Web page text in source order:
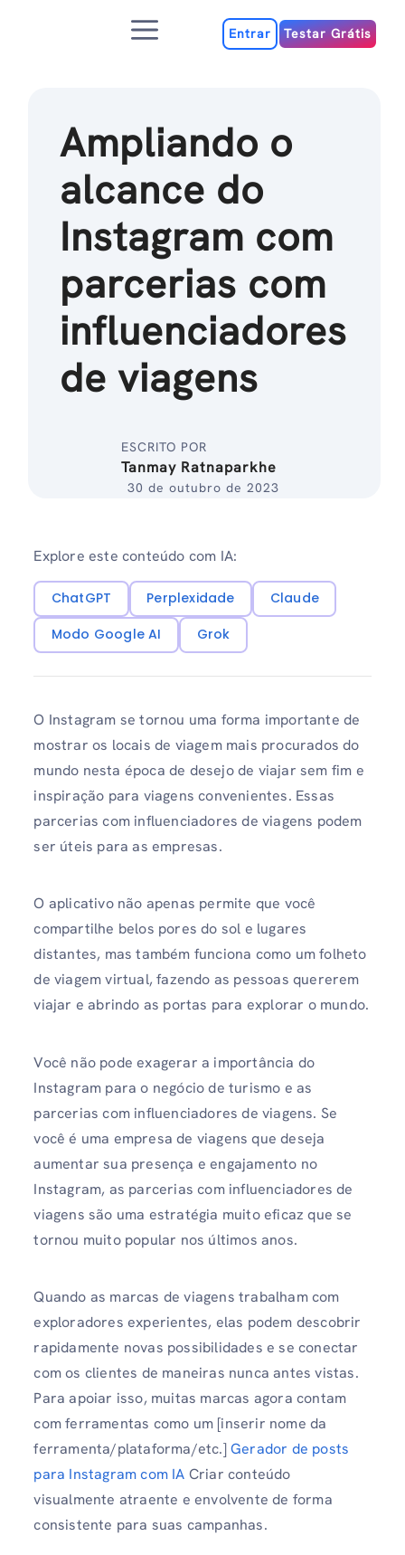
MenuEntrar Testar Grátis
Ampliando o
alcance do
Instagram com
parcerias com
influenciadores
de viagens
ESCRITO POR
Tanmay Ratnaparkhe
30 de outubro de 2023
Explore este conteúdo com IA:
ChatGPT Perplexidade
Claude
Modo Google AI
Grok
O Instagram se tornou uma forma importante de
mostrar os locais de viagem mais procurados do
mundo nesta época de desejo de viajar sem fim e
inspiração para viagens convenientes. Essas
parcerias com influenciadores de viagens podem
ser úteis para as empresas.
O aplicativo não apenas permite que você
compartilhe belos pores do sol e lugares
distantes, mas também funciona como um folheto
de viagem virtual, fazendo as pessoas quererem
viajar e abrindo as portas para explorar o mundo.
Você não pode exagerar a importância do
Instagram para o negócio de turismo e as
parcerias com influenciadores de viagens. Se
você é uma empresa de viagens que deseja
aumentar sua presença e engajamento no
Instagram, as parcerias com influenciadores de
viagens são uma estratégia muito eficaz que se
tornou muito popular nos últimos anos.
Quando as marcas de viagens trabalham com
exploradores experientes, elas podem descobrir
rapidamente novas possibilidades e se conectar
com os clientes de maneiras nunca antes vistas.
Para apoiar isso, muitas marcas agora contam
com ferramentas como um [inserir nome da
ferramenta/plataforma/etc.]Gerador de posts
para Instagram com IA Criar conteúdo
visualmente atraente e envolvente de forma
consistente para suas campanhas.